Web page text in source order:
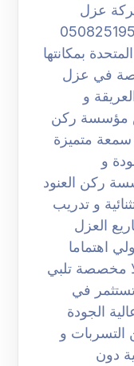
عزل
بحي الصحافة الرياض 0508251950
بمكانتها
في عزل
و
مؤسسة ركن
سمعة متميزة
و
ركن العنود
و تدريب
العزل
اهتماما
مخصصة تلبي
تستثمر في
الجودة
التسربات و
دون